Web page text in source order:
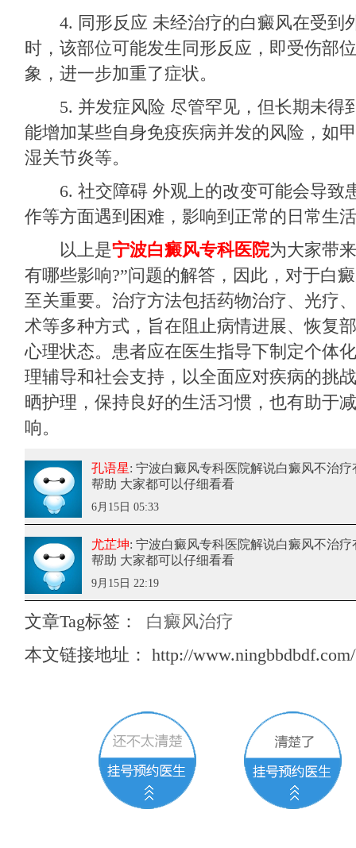
4. 同形反应 未经治疗的白癜风在受到
时，该部位可能发生同形反应，即受伤部
象，进一步加重了症状。
5. 并发症风险 尽管罕见，但长期未得
能增加某些自身免疫疾病并发的风险，如
湿关节炎等。
6. 社交障碍 外观上的改变可能会导致
作等方面遇到困难，影响到正常的日常生
以上是宁波白癜风专科医院为大家带
有哪些影响?”问题的解答，因此，对于白
至关重要。治疗方法包括药物治疗、光疗
术等多种方式，旨在阻止病情进展、恢复
心理状态。患者应在医生指导下制定个体
理辅导和社会支持，以全面应对疾病的挑
晒护理，保持良好的生活习惯，也有助于
响。
孔语星: 宁波白癜风专科医院解说白癜风不治疗
帮助 大家都可以仔细看看
6月15日 05:33
尤芷坤: 宁波白癜风专科医院解说白癜风不治疗
帮助 大家都可以仔细看看
9月15日 22:19
文章Tag标签：
白癜风治疗
本文链接地址： http://